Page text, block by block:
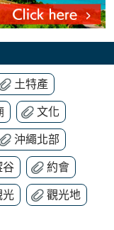
土特產
文化
沖繩北部
谷 約會
光 觀光地